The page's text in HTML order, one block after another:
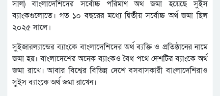
সাল) বাংলাদেশিদের সর্বোচ্চ পরিমাণ অর্থ জমা হয়েছে সুইস
ব্যাংকগুলোতে। গত ১০ বছরের মধ্যে দ্বিতীয় সর্বোচ্চ অর্থ জমা ছিল
২০২৫ সালে।
সুইজারল্যান্ডের ব্যাংকে বাংলাদেশিদের অর্থ ব্যক্তি ও প্রতিষ্ঠানের নামে
জমা হয়। বাংলাদেশের অনেক ব্যাংকও বৈধ পথে দেশটির ব্যাংকে অর্থ
জমা রাখে। আবার বিশ্বের বিভিন্ন দেশে বসবাসকারী বাংলাদেশিরাও
সুইস ব্যাংকে অর্থ জমা রাখেন।